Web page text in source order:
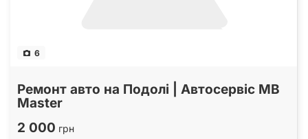
6
Ремонт авто на Подолі | Автосервіс MB
Master
2 000 грн